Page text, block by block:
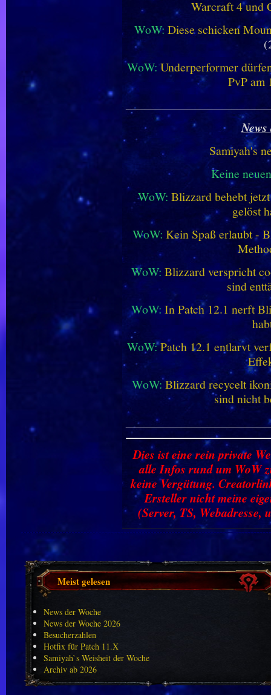
Warcraft 4 und
WoW: Diese schicken
WoW: Underperformer
PvP am
Samiyah's
Keine
WoW: Blizzard behebt
gelöst
WoW: Kein Spaß erlaubt -
WoW: Blizzard verspricht
sind
WoW: In Patch 12.1 nerft
WoW:Patch 12.1 entlarvt
WoW:Blizzard recycelt
sind nicht
Dies ist eine rein private
alle Infos rund um WoW
keine Vergütung.
Ersteller nicht meine
(Server, TS, Webadresse,
Meist gelesen
News der Woche
News der Woche 2026
Besucherzahlen
Hotfix für Patch 11.X
Samiyah`s Weisheit der Woche
Archiv ab 2026